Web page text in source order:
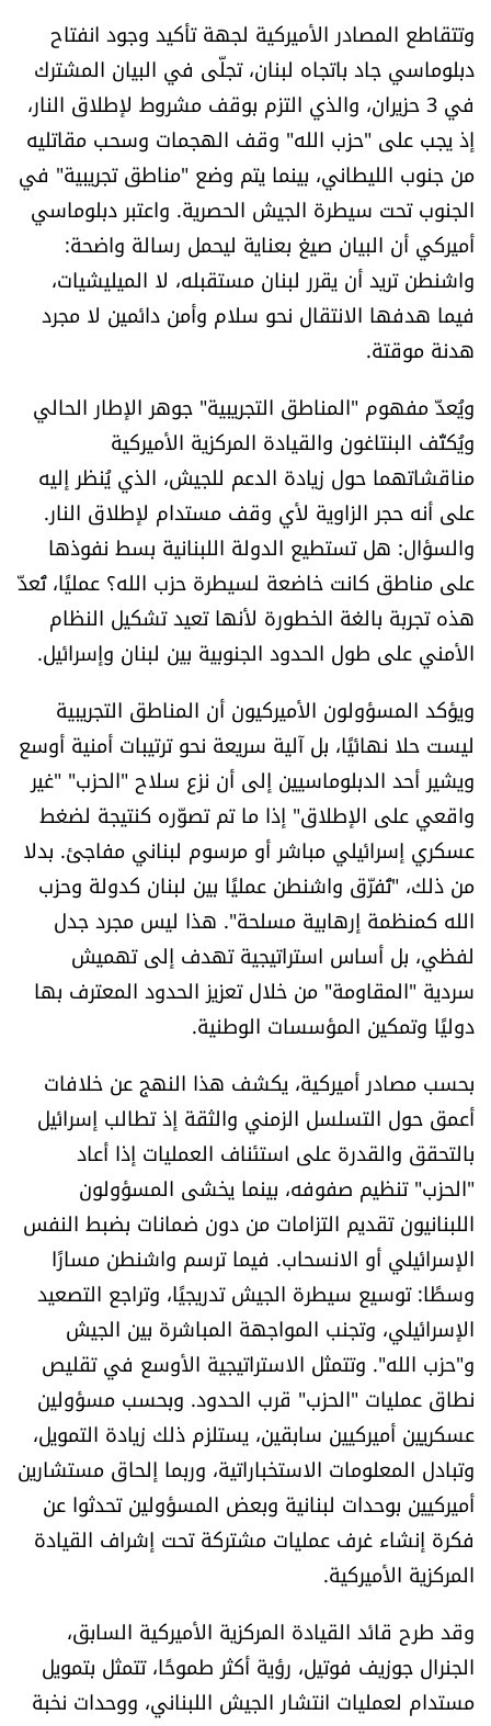
اقرأ تضحك
كاميرا
سجالات
صحّة وصحن
الرياضة
منوّعات
حظّك اليوم
للتاريخ
فيديو
من نحن
للتواصل معنا
شروط الاستخدام
شروط الإشتراك
Digital solutions by
وتتقاطع المصادر الأميركية لجهة تأكيد وجود انفتاح
دبلوماسي جاد باتجاه لبنان، تجلّى في البيان المشترك
في 3 حزيران، والذي التزم بوقف مشروط لإطلاق النار،
إذ يجب على "حزب الله" وقف الهجمات وسحب مقاتليه
من جنوب الليطاني، بينما يتم وضع "مناطق تجريبية" في
الجنوب تحت سيطرة الجيش الحصرية. واعتبر دبلوماسي
أميركي أن البيان صيغ بعناية ليحمل رسالة واضحة:
واشنطن تريد أن يقرر لبنان مستقبله، لا الميليشيات،
فيما هدفها الانتقال نحو سلام وأمن دائمين لا مجرد
هدنة موقتة.
ويُعدّ مفهوم "المناطق التجريبية" جوهر الإطار الحالي
ويُكثّف البنتاغون والقيادة المركزية الأميركية
مناقشاتهما حول زيادة الدعم للجيش، الذي يُنظر إليه
على أنه حجر الزاوية لأي وقف مستدام لإطلاق النار.
والسؤال: هل تستطيع الدولة اللبنانية بسط نفوذها
على مناطق كانت خاضعة لسيطرة حزب الله؟ عمليًا، تُعدّ
هذه تجربة بالغة الخطورة لأنها تعيد تشكيل النظام
الأمني على طول الحدود الجنوبية بين لبنان وإسرائيل.
ويؤكد المسؤولون الأميركيون أن المناطق التجريبية
ليست حلا نهائيًا، بل آلية سريعة نحو ترتيبات أمنية أوسع
ويشير أحد الدبلوماسيين إلى أن نزع سلاح "الحزب" "غير
واقعي على الإطلاق" إذا ما تم تصوّره كنتيجة لضغط
عسكري إسرائيلي مباشر أو مرسوم لبناني مفاجئ. بدلا
من ذلك، "تُفرّق واشنطن عمليًا بين لبنان كدولة وحزب
الله كمنظمة إرهابية مسلحة". هذا ليس مجرد جدل
لفظي، بل أساس استراتيجية تهدف إلى تهميش
سردية "المقاومة" من خلال تعزيز الحدود المعترف بها
دوليًا وتمكين المؤسسات الوطنية.
بحسب مصادر أميركية، يكشف هذا النهج عن خلافات
أعمق حول التسلسل الزمني والثقة إذ تطالب إسرائيل
بالتحقق والقدرة على استئناف العمليات إذا أعاد
"الحزب" تنظيم صفوفه، بينما يخشى المسؤولون
اللبنانيون تقديم التزامات من دون ضمانات بضبط النفس
الإسرائيلي أو الانسحاب. فيما ترسم واشنطن مسارًا
وسطًا: توسيع سيطرة الجيش تدريجيًا، وتراجع التصعيد
الإسرائيلي، وتجنب المواجهة المباشرة بين الجيش
و"حزب الله". وتتمثل الاستراتيجية الأوسع في تقليص
نطاق عمليات "الحزب" قرب الحدود. وبحسب مسؤولين
عسكريين أميركيين سابقين، يستلزم ذلك زيادة التمويل،
وتبادل المعلومات الاستخباراتية، وربما إلحاق مستشارين
أميركيين بوحدات لبنانية وبعض المسؤولين تحدثوا عن
فكرة إنشاء غرف عمليات مشتركة تحت إشراف القيادة
المركزية الأميركية.
وقد طرح قائد القيادة المركزية الأميركية السابق،
الجنرال جوزيف فوتيل، رؤية أكثر طموحًا، تتمثل بتمويل
مستدام لعمليات انتشار الجيش اللبناني، ووحدات نخبة